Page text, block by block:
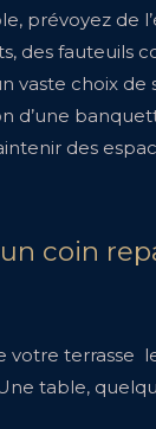
prévoyez de
des fauteuils
vaste choix
d’une
des
coin
votre terrasse
table,